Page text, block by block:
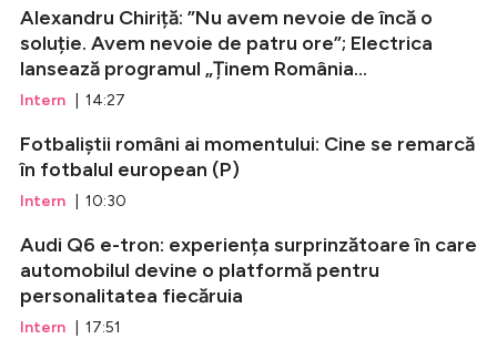
Alexandru Chiriță: ”Nu avem nevoie de încă o
soluție. Avem nevoie de patru ore”; Electrica
lansează programul „Ținem România...
Intern | 14:27
Fotbaliștii români ai momentului: Cine se remarcă
în fotbalul european (P)
Intern | 10:30
Audi Q6 e-tron: experiența surprinzătoare în care
automobilul devine o platformă pentru
personalitatea fiecăruia
Intern | 17:51